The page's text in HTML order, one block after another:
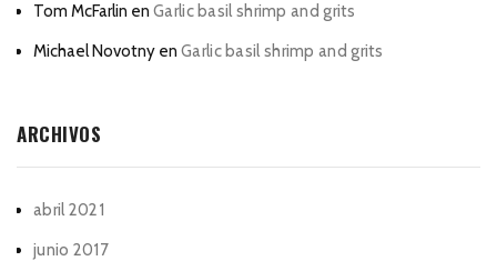
Tom McFarlin en Garlic basil shrimp and grits
Michael Novotny en Garlic basil shrimp and grits
ARCHIVOS
abril 2021
junio 2017